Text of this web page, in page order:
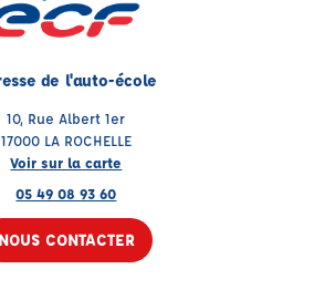
de l'auto-école
10, Rue Albert 1er
17000 LA ROCHELLE
Voir sur la carte
05 49 08 93 60
NOUS CONTACTER